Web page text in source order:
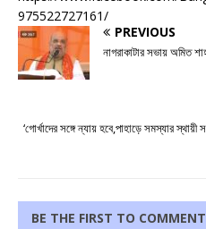
975522727161/
PREVIOUS
নাগরাকাটার সভায় অমিত
‘গোর্খাদের সঙ্গে ন্যায় হবে,পাহাড়ে সমস্যার স্থায়ী
BE THE FIRST TO COMMENT